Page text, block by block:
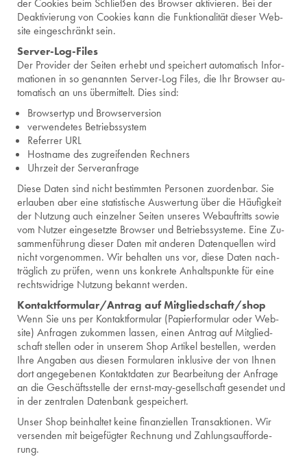
De­ak­ti­vie­rung von Coo­kies kann die Funk­tio­na­li­tät die­ser Web­
site ein­ge­schränkt sein.
Ser­ver-Log-Files
Der Pro­vi­der der Sei­ten er­hebt und spei­chert au­to­ma­tisch In­for­
ma­tio­nen in so ge­nann­ten Ser­ver-Log Files, die Ihr Brow­ser au­
to­ma­tisch an uns über­mit­telt. Dies sind:
Brow­ser­typ und Brow­ser­ver­si­on
ver­wen­de­tes Be­triebs­sys­tem
Re­fer­rer URL
Host­na­me des zu­grei­fen­den Rech­ners
Uhr­zeit der Ser­ver­an­fra­ge
Diese Daten sind nicht be­stimm­ten Per­so­nen zu­or­den­bar. Sie
er­lau­ben aber eine sta­tis­ti­sche Aus­wer­tung über die Häu­fig­keit
der Nut­zung auch ein­zel­ner Sei­ten un­se­res Webauf­tritts sowie
vom Nut­zer ein­ge­setz­te Brow­ser und Be­triebs­sys­te­me. Eine Zu­
sam­men­füh­rung die­ser Daten mit an­de­ren Da­ten­quel­len wird
nicht vor­ge­nom­men. Wir be­hal­ten uns vor, diese Daten nach­
träg­lich zu prü­fen, wenn uns kon­kre­te An­halts­punk­te für eine
rechts­wid­ri­ge Nut­zung be­kannt wer­den.
Kon­takt­for­mu­lar/An­trag auf Mit­glied­schaft/shop
Wenn Sie uns per Kon­takt­for­mu­lar (Pa­pier­for­mu­lar oder Web­
site) An­fra­gen zu­kom­men las­sen, einen An­trag auf Mit­glied­
schaft stel­len oder in un­se­rem Shop Ar­ti­kel be­stel­len, wer­den
Ihre An­ga­ben aus die­sen For­mu­la­ren in­klu­si­ve der von Ihnen
dort an­ge­ge­be­nen Kon­takt­da­ten zur Be­ar­bei­tung der An­fra­ge
an die Ge­schäfts­stel­le der ernst-may-ge­sell­schaft ge­sen­det und
in der zen­tra­len Da­ten­bank ge­spei­chert.
Unser Shop be­inhal­tet keine fi­nan­zi­el­len Trans­ak­tio­nen. Wir
ver­sen­den mit bei­ge­füg­ter Rech­nung und Zah­lungs­auf­for­de­
rung.